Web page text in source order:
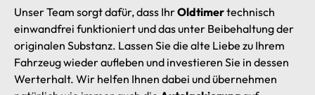
Unser Team sorgt dafür, dass IhrOldtimertechnisch
einwandfrei funktioniert und das unter Beibehaltung der
originalen Substanz. Lassen Sie die alte Liebe zu Ihrem
Fahrzeug wieder aufleben und investieren Sie in dessen
Werterhalt. Wir helfen Ihnen dabei und übernehmen